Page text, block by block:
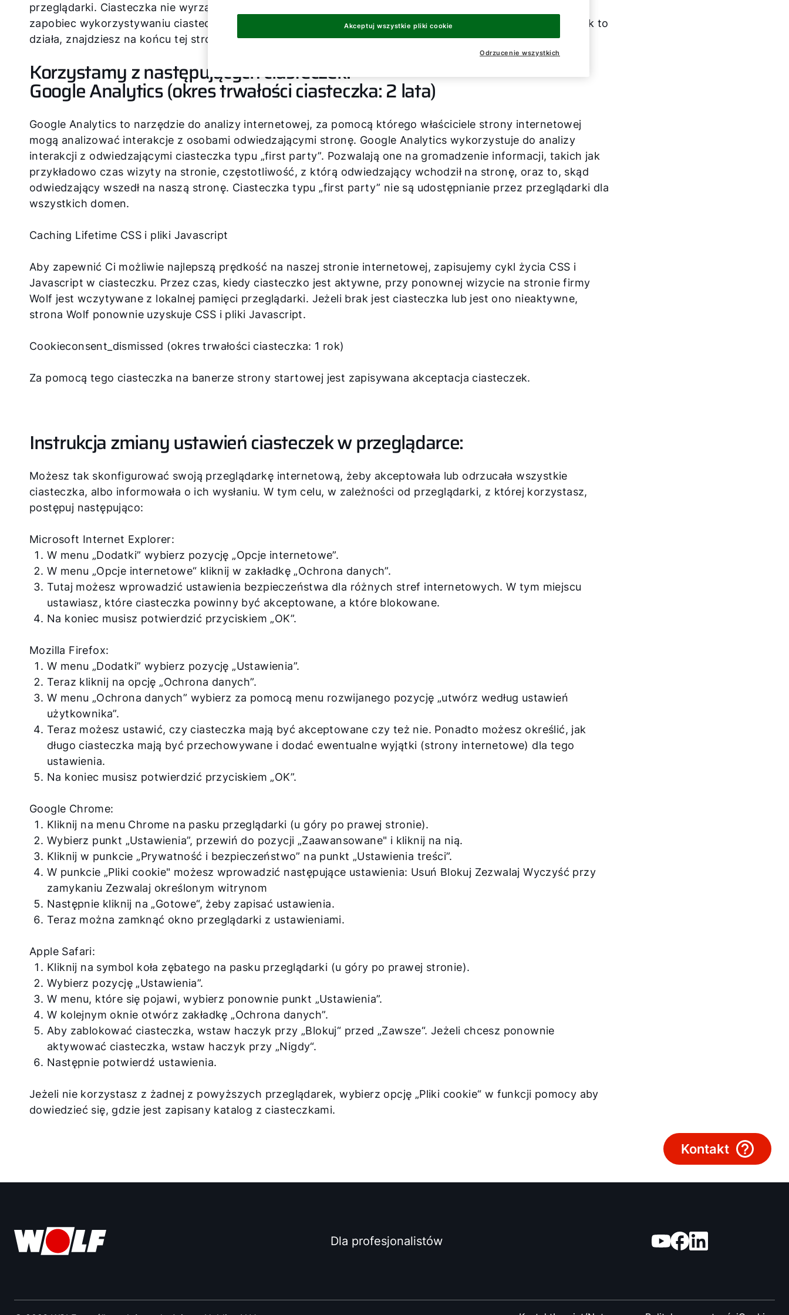
przeglądarki. Ciasteczka nie wyrządzają szkód na Twoim komputerze i nie zawierają wirusów. Jeżeli chcesz
zapobiec wykorzystywaniu ciasteczek, możesz dezaktywować je w swojej przeglądarce. Informacje o ty, jak to
działa, znajdziesz na końcu tej strony.
Korzystamy z następujących ciasteczek:
Google Analytics (okres trwałości ciasteczka: 2 lata)
Google Analytics to narzędzie do analizy internetowej, za pomocą którego właściciele strony internetowej
mogą analizować interakcje z osobami odwiedzającymi stronę. Google Analytics wykorzystuje do analizy
interakcji z odwiedzającymi ciasteczka typu „first party”. Pozwalają one na gromadzenie informacji, takich jak
przykładowo czas wizyty na stronie, częstotliwość, z którą odwiedzający wchodził na stronę, oraz to, skąd
odwiedzający wszedł na naszą stronę. Ciasteczka typu „first party” nie są udostępnianie przez przeglądarki dla
wszystkich domen.
Caching Lifetime CSS i pliki Javascript
Aby zapewnić Ci możliwie najlepszą prędkość na naszej stronie internetowej, zapisujemy cykl życia CSS i
Javascript w ciasteczku. Przez czas, kiedy ciasteczko jest aktywne, przy ponownej wizycie na stronie firmy
Wolf jest wczytywane z lokalnej pamięci przeglądarki. Jeżeli brak jest ciasteczka lub jest ono nieaktywne,
strona Wolf ponownie uzyskuje CSS i pliki Javascript.
Cookieconsent_dismissed (okres trwałości ciasteczka: 1 rok)
Za pomocą tego ciasteczka na banerze strony startowej jest zapisywana akceptacja ciasteczek.
Instrukcja zmiany ustawień ciasteczek w przeglądarce:
Możesz tak skonfigurować swoją przeglądarkę internetową, żeby akceptowała lub odrzucała wszystkie
ciasteczka, albo informowała o ich wysłaniu. W tym celu, w zależności od przeglądarki, z której korzystasz,
postępuj następująco:
Microsoft Internet Explorer:
W menu „Dodatki” wybierz pozycję „Opcje internetowe”.
W menu „Opcje internetowe“ kliknij w zakładkę „Ochrona danych”.
Tutaj możesz wprowadzić ustawienia bezpieczeństwa dla różnych stref internetowych. W tym miejscu
ustawiasz, które ciasteczka powinny być akceptowane, a które blokowane.
Na koniec musisz potwierdzić przyciskiem „OK”.
Mozilla Firefox:
W menu „Dodatki” wybierz pozycję „Ustawienia”.
Teraz kliknij na opcję „Ochrona danych”.
W menu „Ochrona danych” wybierz za pomocą menu rozwijanego pozycję „utwórz według ustawień
użytkownika”.
Teraz możesz ustawić, czy ciasteczka mają być akceptowane czy też nie. Ponadto możesz określić, jak
długo ciasteczka mają być przechowywane i dodać ewentualne wyjątki (strony internetowe) dla tego
ustawienia.
Na koniec musisz potwierdzić przyciskiem „OK”.
Google Chrome:
Kliknij na menu Chrome na pasku przeglądarki (u góry po prawej stronie).
Wybierz punkt „Ustawienia”, przewiń do pozycji „Zaawansowane" i kliknij na nią.
Kliknij w punkcie „Prywatność i bezpieczeństwo” na punkt „Ustawienia treści”.
W punkcie „Pliki cookie" możesz wprowadzić następujące ustawienia: Usuń Blokuj Zezwalaj Wyczyść przy
zamykaniu Zezwalaj określonym witrynom
Następnie kliknij na „Gotowe“, żeby zapisać ustawienia.
Teraz można zamknąć okno przeglądarki z ustawieniami.
Apple Safari:
Kliknij na symbol koła zębatego na pasku przeglądarki (u góry po prawej stronie).
Wybierz pozycję „Ustawienia”.
W menu, które się pojawi, wybierz ponownie punkt „Ustawienia”.
W kolejnym oknie otwórz zakładkę „Ochrona danych”.
Aby zablokować ciasteczka, wstaw haczyk przy „Blokuj“ przed „Zawsze“. Jeżeli chcesz ponownie
aktywować ciasteczka, wstaw haczyk przy „Nigdy“.
Następnie potwierdź ustawienia.
Jeżeli nie korzystasz z żadnej z powyższych przeglądarek, wybierz opcję „Pliki cookie“ w funkcji pomocy aby
dowiedzieć się, gdzie jest zapisany katalog z ciasteczkami.
Dla profesjonalistów
O nas
Kontakt
Odrzucenie wszystkich
Akceptuj wszystkie pliki cookie